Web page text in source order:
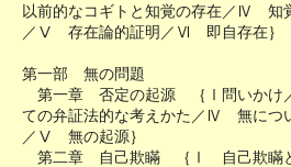
以前的なコギトと知覚の存在／Ⅳ 知
／Ⅴ 存在論的証明／Ⅵ 即自存在｝
第一部 無の問題
第一章 否定の起源 ｛Ⅰ問いか
ての弁証法的な考えかた／Ⅳ 無につ
／Ⅴ 無の起源｝
第二章 自己欺瞞 ｛Ⅰ 自己欺瞞